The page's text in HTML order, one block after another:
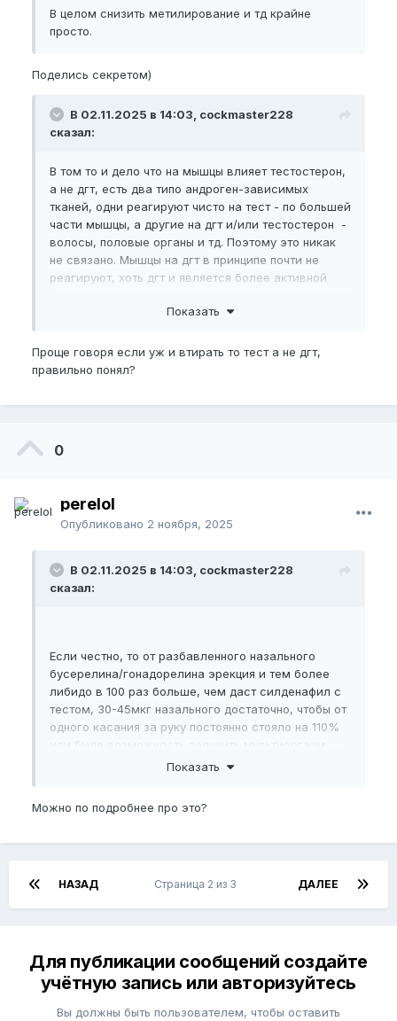
эякуляцию.
В том то и дело что на мышцы влияет тестостерон,
тканей, одни реагируют чисто на тест - по большей
волосы, половые органы и тд. Поэтому это никак
не связано. Мышцы на дгт в принципе почти не
формой.
В целом снизить метилирование и тд крайне
просто.
Поделись секретом)
В 02.11.2025 в 14:03, cockmaster228
сказал:
В том то и дело что на мышцы влияет тестостерон,
а не дгт, есть два типо андроген-зависимых
тканей, одни реагируют чисто на тест - по большей
части мышцы, а другие на дгт и/или тестостерон -
волосы, половые органы и тд. Поэтому это никак
не связано. Мышцы на дгт в принципе почти не
реагируют, хоть дгт и является более активной
Показать
Проще говоря если уж и втирать то тест а не дгт,
правильно понял?
0
perelol
Опубликовано 2 ноября, 2025
В 02.11.2025 в 14:03, cockmaster228
сказал:
Если честно, то от разбавленного назального
бусерелина/гонадорелина эрекция и тем более
либидо в 100 раз больше, чем даст силденафил с
тестом, 30-45мкг назального достаточно, чтобы от
одного касания за руку постоянно стояло на 110%
или была возможность получить мультиоргазм,
проверено лично, от 30-45мкг перед встречами со
эякуляцию.
Показать
Можно по подробнее про это?
НАЗАД ДАЛЕЕ
Страница 2 из 3
Для публикации сообщений создайте
учётную запись или авторизуйтесь
Вы должны быть пользователем, чтобы оставить